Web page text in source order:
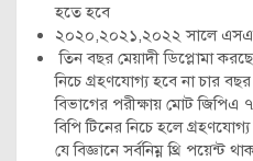
হতে হবে
২০২০,২০২১,২০২২ সালে
তিন বছর মেয়াদী ডিপ্লোমা
নিচে গ্রহণযোগ্য হবে না চার বছর
বিভাগের পরীক্ষায় মোট জিপিএ
বিপি টিনের নিচে হলে
যে বিজ্ঞানে সর্বনিম্ন থ্রি পয়েন্ট